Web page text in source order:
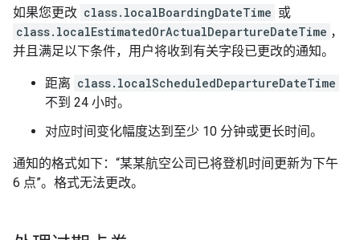
如果您更改 class.localBoardingDateTime 或
class.localEstimatedOrActualDepartureDateTime ，
并且满足以下条件，用户将收到有关字段已更改的通知。
距离 class.localScheduledDepartureDateTime
不到 24 小时。
对应时间变化幅度达到至少 10 分钟或更长时间。
通知的格式如下：“某某航空公司已将登机时间更新为下午
6 点”。格式无法更改。